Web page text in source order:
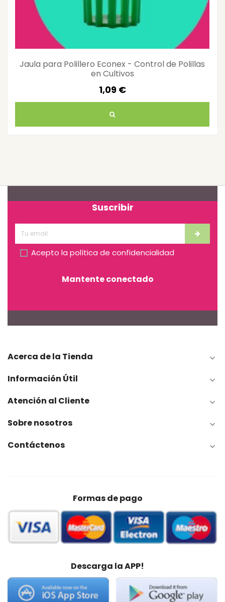
Jaula para Polillero Econex - Control de Polillas
en Cultivos
1,09 €
Suscribir
Acepto la política de confidencialidad
Mantente conectado
Acerca de la Tienda 
Información Útil 
Atención al Cliente 
Sobre nosotros 
Contáctenos 
Formas de pago
Descarga la APP!